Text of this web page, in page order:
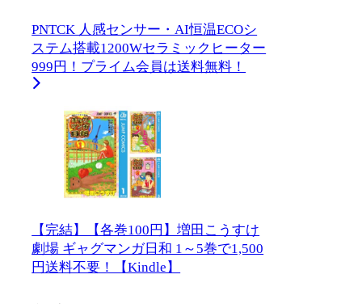
PNTCK 人感センサー・AI恒温ECOシ
ステム搭載1200Wセラミックヒーター
999円！プライム会員は送料無料！
【完結】【各巻100円】増田こうすけ
劇場 ギャグマンガ日和 1～5巻で1,500
円送料不要！【Kindle】